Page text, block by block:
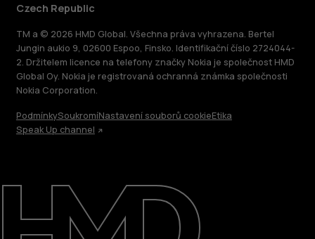
O nás
Oprava, opětovné použití, recyklace
Podpora
Czech Republic
TM a © 2026 HMD Global. Všechna práva vyhrazena. Bertel
Jungin aukio 9, 02600 Espoo, Finsko. Identifikační číslo 2724044-
2. Držitelem licence na telefony značky Nokia je společnost HMD
Global Oy. Nokia je registrovaná ochranná známka společnosti
Nokia Corporation.
PodmínkySoukromíNastavení souborů cookieEtika
Speak Up channel